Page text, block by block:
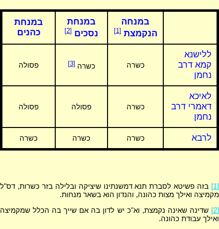
במנחה
הנקמצת[1]
במנחת
נסכים [2]
במנחת
כהנים
ללישנא
קמא דרב
נחמן
כשרה כשרה[3] פסולה
לאיכא
דאמרי דרב
נחמן
כשרה פסולה פסולה
לרבא כשרה כשרה כשרה
[1]
בזה פשיטא לסברת תנא דמשנתינו שיציקה ובלילה בזר כשרות, דס"ל
מקמיצה ואילך מצות כהונה, והנדון הוא בשאר מנחות.
[2]
שדינה שאינה נקמצת, וא"כ יש לדון בה אם שייך בה הכלל שמקמיצה
ואילך עבודת כהונה.